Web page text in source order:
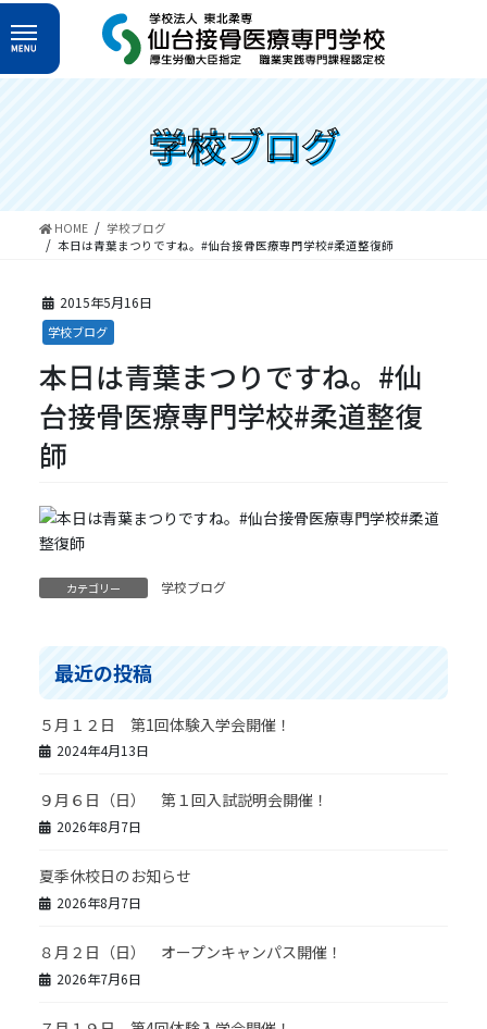
コ
ン
テ
ン
プ
ナ
ビ
ゲ
ー
動
学校ブログ
HOME
学校ブログ
本日は青葉まつりですね。#仙台接骨医療専門学校#柔道整復師
2015年5月16日
学校ブログ
本日は青葉まつりですね。#仙
台接骨医療専門学校#柔道整復
師
カテゴリー 学校ブログ
最近の投稿
５月１２日 第1回体験入学会開催！
2024年4月13日
９月６日（日） 第１回入試説明会開催！
2026年8月7日
夏季休校日のお知らせ
2026年8月7日
８月２日（日） オープンキャンパス開催！
2026年7月6日